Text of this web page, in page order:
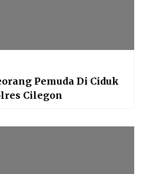
Pemuda Di Ciduk
Cilegon